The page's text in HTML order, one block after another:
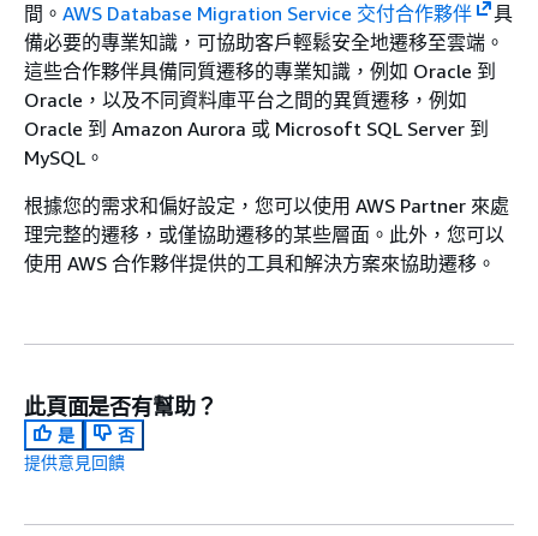
間。 AWS Database Migration Service 交付合作夥伴
具
備必要的專業知識，可協助客戶輕鬆安全地遷移至雲端。
這些合作夥伴具備同質遷移的專業知識，例如 Oracle 到
Oracle，以及不同資料庫平台之間的異質遷移，例如
Oracle 到 Amazon Aurora 或 Microsoft SQL Server 到
MySQL。
根據您的需求和偏好設定，您可以使用 AWS Partner 來處
理完整的遷移，或僅協助遷移的某些層面。此外，您可以
使用 AWS 合作夥伴提供的工具和解決方案來協助遷移。
此頁面是否有幫助？
是
否
提供意見回饋